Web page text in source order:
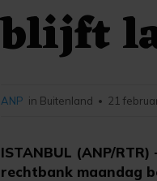
blijft
ISTANBUL (ANP/
rechtbank maandag
ANP in Buitenland • 21